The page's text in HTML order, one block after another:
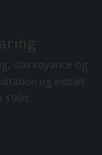
clairvoyance og
og indtalt